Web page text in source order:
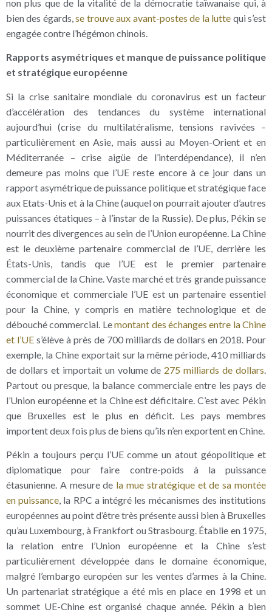
non plus que de la vitalité de la démocratie taïwanaise qui, à
bien des égards,se trouve aux avant-postes de la lutte qui s’est
engagée contre l’hégémon chinois.
Rapports asymétriques et manque de puissance politique
et stratégique européenne
Si la crise sanitaire mondiale du coronavirus est un facteur
d’accélération des tendances du système international
aujourd’hui (crise du multilatéralisme, tensions ravivées –
particulièrement en Asie, mais aussi au Moyen-Orient et en
Méditerranée – crise aigüe de l’interdépendance), il n’en
demeure pas moins que l’UE reste encore à ce jour dans un
rapport asymétrique de puissance politique et stratégique face
aux Etats-Unis et à la Chine (auquel on pourrait ajouter d’autres
puissances étatiques – à l’instar de la Russie). De plus, Pékin se
nourrit des divergences au sein de l’Union européenne. La Chine
est le deuxième partenaire commercial de l’UE, derrière les
États-Unis, tandis que l’UE est le premier partenaire
commercial de la Chine. Vaste marché et très grande puissance
économique et commerciale l’UE est un partenaire essentiel
pour la Chine, y compris en matière technologique et de
débouché commercial. Lemontant des échanges entre la Chine
et l’UE s’élève à près de 700 milliards de dollars en 2018. Pour
exemple, la Chine exportait sur la même période, 410 milliards
de dollars et importait un volume de 275 milliards de dollars
Partout ou presque, la balance commerciale entre les pays de
l’Union européenne et la Chine est déficitaire. C’est avec Pékin
que Bruxelles est le plus en déficit. Les pays membres
importent deux fois plus de biens qu’ils n’en exportent en Chine.
Pékin a toujours perçu l’UE comme un atout géopolitique et
diplomatique pour faire contre-poids à la puissance
étasunienne. A mesure de la mue stratégique et de sa montée
en puissance, la RPC a intégré les mécanismes des institutions
européennes au point d’être très présente aussi bien à Bruxelles
qu’au Luxembourg, à Frankfort ou Strasbourg. Établie en 1975,
la relation entre l’Union européenne et la Chine s’est
particulièrement développée dans le domaine économique,
malgré l’embargo européen sur les ventes d’armes à la Chine.
Un partenariat stratégique a été mis en place en 1998 et un
sommet UE-Chine est organisé chaque année. Pékin a bien